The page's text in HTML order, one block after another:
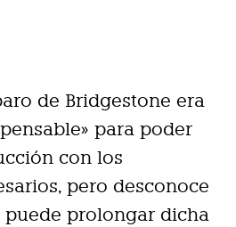
de Bridgestone era
para poder
con los
pero desconoce
puede prolongar dicha